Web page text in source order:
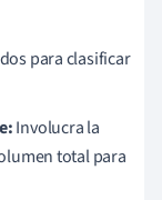
para clasificar
Involucra la
total para